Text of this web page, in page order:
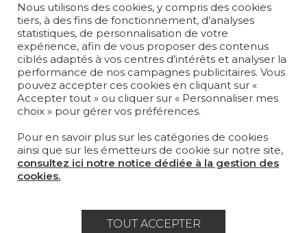
PAPIERS PEINTS
TAPIS ET MOQUETTES
MOBILIER
PROJETS
SUR-MESURE
MAGAZINE
LA MAISON
Nous utilisons des cookies, y compris des cookies
tiers, à des fins de fonctionnement, d’analyses
statistiques, de personnalisation de votre
expérience, afin de vous proposer des contenus
ciblés adaptés à vos centres d’intérêts et analyser la
performance de nos campagnes publicitaires. Vous
pouvez accepter ces cookies en cliquant sur «
Accepter tout » ou cliquer sur « Personnaliser mes
choix » pour gérer vos préférences.
Pour en savoir plus sur les catégories de cookies
ainsi que sur les émetteurs de cookie sur notre site,
consultez ici notre notice dédiée à la gestion des
cookies.
TOUT ACCEPTER